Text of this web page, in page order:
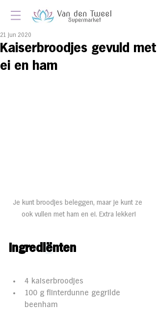
Kai­ser­brood­jes ge­vuld met
ei en ham
21 jun 2020
Je kunt broodjes beleggen, maar je kunt ze
ook vullen met ham en ei. Extra lekker!
Ingredi ënten
4 kaiserbroodjes
100 g flinterdunne gegrilde
beenham